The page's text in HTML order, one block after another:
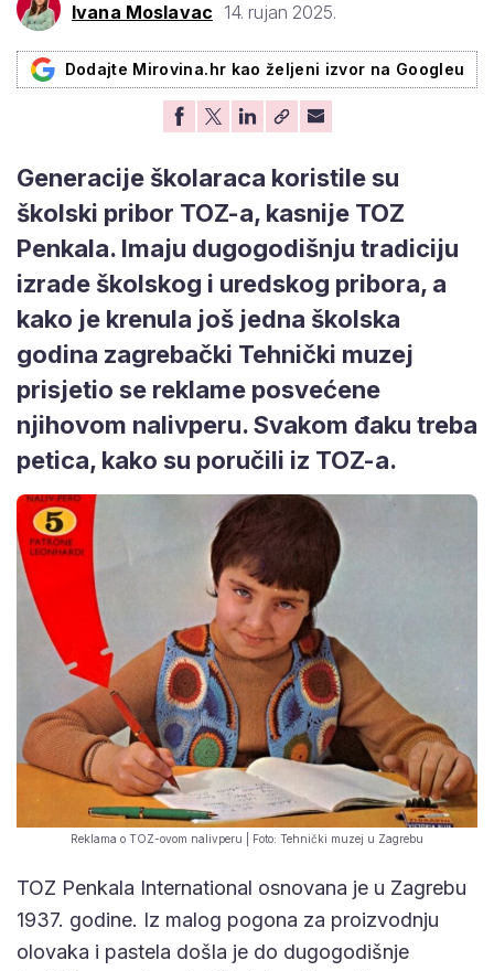
Ivana Moslavac 14. rujan 2025.
Dodajte Mirovina.hr kao željeni izvor na Googleu
Generacije školaraca koristile su
školski pribor TOZ-a, kasnije TOZ
Penkala. Imaju dugogodišnju tradiciju
izrade školskog i uredskog pribora, a
kako je krenula još jedna školska
godina zagrebački Tehnički muzej
prisjetio se reklame posvećene
njihovom nalivperu. Svakom đaku treba
petica, kako su poručili iz TOZ-a.
Reklama o TOZ-ovom nalivperu | Foto: Tehnički muzej u Zagrebu
TOZ Penkala International osnovana je u Zagrebu
1937. godine. Iz malog pogona za proizvodnju
olovaka i pastela došla je do dugogodišnje